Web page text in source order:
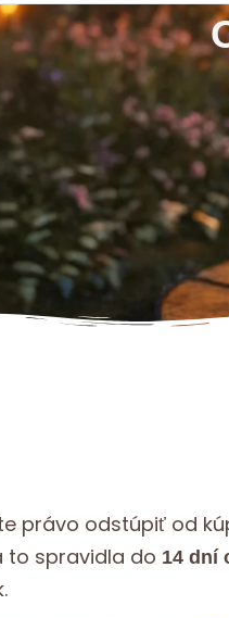
právo odstúpiť od
to spravidla do 14 dní